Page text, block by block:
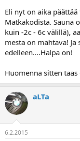
Eli nyt on aika
Matkakodista. Sauna
kuin -2c - 6c välillä),
mesta on mahtava!
edelleen....Halpa on!
Huomenna sitten taas
aLTa
6.2.2015